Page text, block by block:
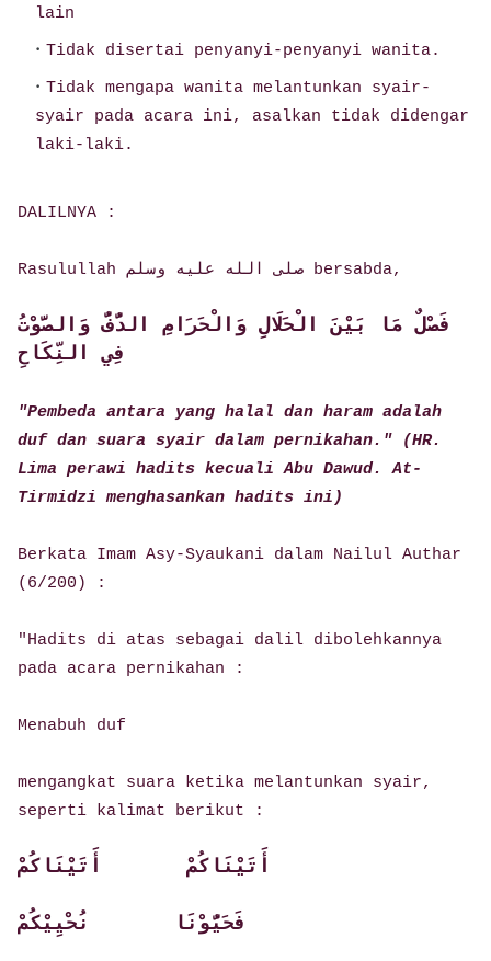
lain
Tidak disertai penyanyi-penyanyi wanita.
Tidak mengapa wanita melantunkan syair-
syair pada acara ini, asalkan tidak didengar
laki-laki.
DALILNYA :
Rasulullah صلى الله عليه وسلم bersabda,
فَصْلٌ مَا بَيْنَ الْحَلَالِ وَالْحَرَامِ الدُّفُّ وَالصَّوْتُ
فِي النِّكَاحِ
"Pembeda antara yang halal dan haram adalah
duf dan suara syair dalam pernikahan." (HR.
Lima perawi hadits kecuali Abu Dawud. At-
Tirmidzi menghasankan hadits ini)
Berkata Imam Asy-Syaukani dalam Nailul Authar
(6/200) :
"Hadits di atas sebagai dalil dibolehkannya
pada acara pernikahan :
Menabuh duf
mengangkat suara ketika melantunkan syair,
seperti kalimat berikut :
أَتَيْنَاكُمْ أَتَيْنَاكُمْ
فَحَيُّوْنَا نُحْيِيْكُمْ